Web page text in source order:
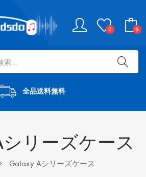
0 0
全品送料無料
リーズケース
Galaxy Aシリーズケース